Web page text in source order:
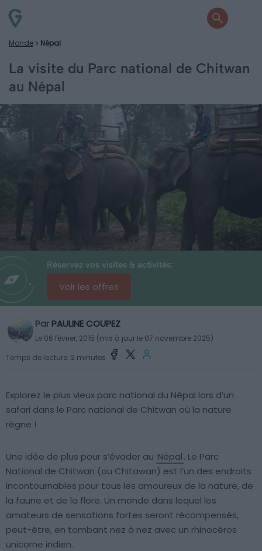
Monde Népal
La visite du Parc national de Chitwan
au Népal
Réservez vos visites & activités:
Voir les offres
Par PAULINE COUPEZ
Le 06 février, 2015 (mis à jour le 07 novembre 2025)
Temps de lecture: 2 minutes
Explorez le plus vieux parc national du Népal lors d’un
safari dans le Parc national de Chitwan où la nature
règne !
Une idée de plus pour s’évader au Népal. Le Parc
National de Chitwan (ou Chitawan) est l’un des endroits
incontournables pour tous les amoureux de la nature, de
la faune et de la flore. Un monde dans lequel les
amateurs de sensations fortes seront récompensés,
peut-être, en tombant nez à nez avec un rhinocéros
unicorne indien.